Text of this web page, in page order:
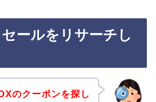
ールをリサーチし
のクーポンを探し